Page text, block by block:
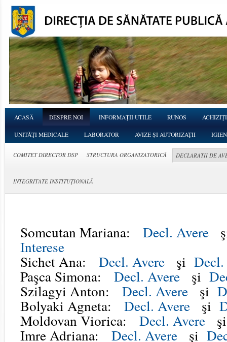
ACASĂ DESPRE NOI INFORMAŢII UTILE RUNOS
UNITĂŢI MEDICALE LABORATOR AVIZE ȘI AUTORIZAȚII
COMITET DIRECTOR DSP STRUCTURA ORGANIZATORICĂ DECLARATII DE
INTEGRITATE INSTITUŢIONALĂ
Somcutan Mariana: Decl. Avere
Interese
Sichet Ana: Decl. Avere şi Decl.
Paşca Simona: Decl. Avereşi
Szilagyi Anton: Decl. Avere şi
Bolyaki Agneta: Decl. Avere şi
Moldovan Viorica: Decl. Avere
Imre Adriana: Decl. Avere şi